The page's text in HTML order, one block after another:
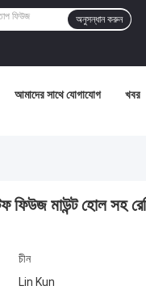
অনুসন্ধান করুন
আমাদের সাথে যোগাযোগ খবর
মাউন্ট হোল সহ
চীন
Lin Kun